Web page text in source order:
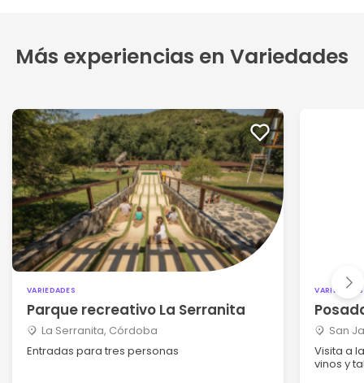
Más experiencias en Variedades
VARIEDADES
Parque recreativo La Serranita
La Serranita, Córdoba
Entradas para tres personas
VARIEDADES
San
Visita a
vinos y